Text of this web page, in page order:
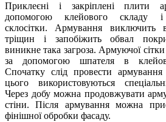
Приклеєні і закріплені плити
допомогою клейового складу
склосітки. Армування виключить
тріщин і запобіжить обвал
виникне така загроза. Армуючої
за допомогою шпателя в
Спочатку слід провести
цього використовуються
Через добу можна продовжувати
стіни. Після армування можна
фінішної обробки фасаду.